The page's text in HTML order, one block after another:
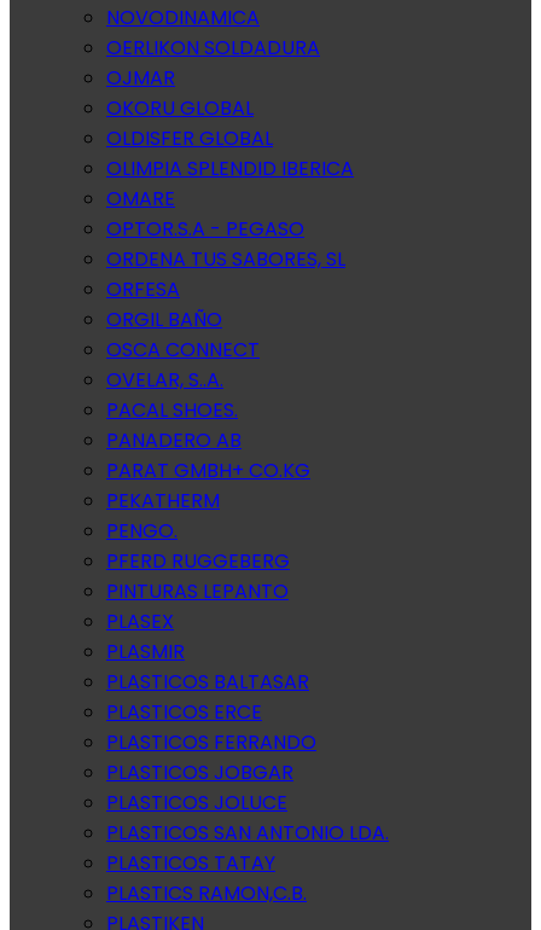
NOVODINAMICA
OERLIKON SOLDADURA
OJMAR
OKORU GLOBAL
OLDISFER GLOBAL
OLIMPIA SPLENDID IBERICA
OMARE
OPTOR.S.A - PEGASO
ORDENA TUS SABORES, SL
ORFESA
ORGIL BAÑO
OSCA CONNECT
OVELAR, S..A.
PACAL SHOES.
PANADERO AB
PARAT GMBH+ CO.KG
PEKATHERM
PENGO.
PFERD RUGGEBERG
PINTURAS LEPANTO
PLASEX
PLASMIR
PLASTICOS BALTASAR
PLASTICOS ERCE
PLASTICOS FERRANDO
PLASTICOS JOBGAR
PLASTICOS JOLUCE
PLASTICOS SAN ANTONIO LDA.
PLASTICOS TATAY
PLASTICS RAMON,C.B.
PLASTIKEN